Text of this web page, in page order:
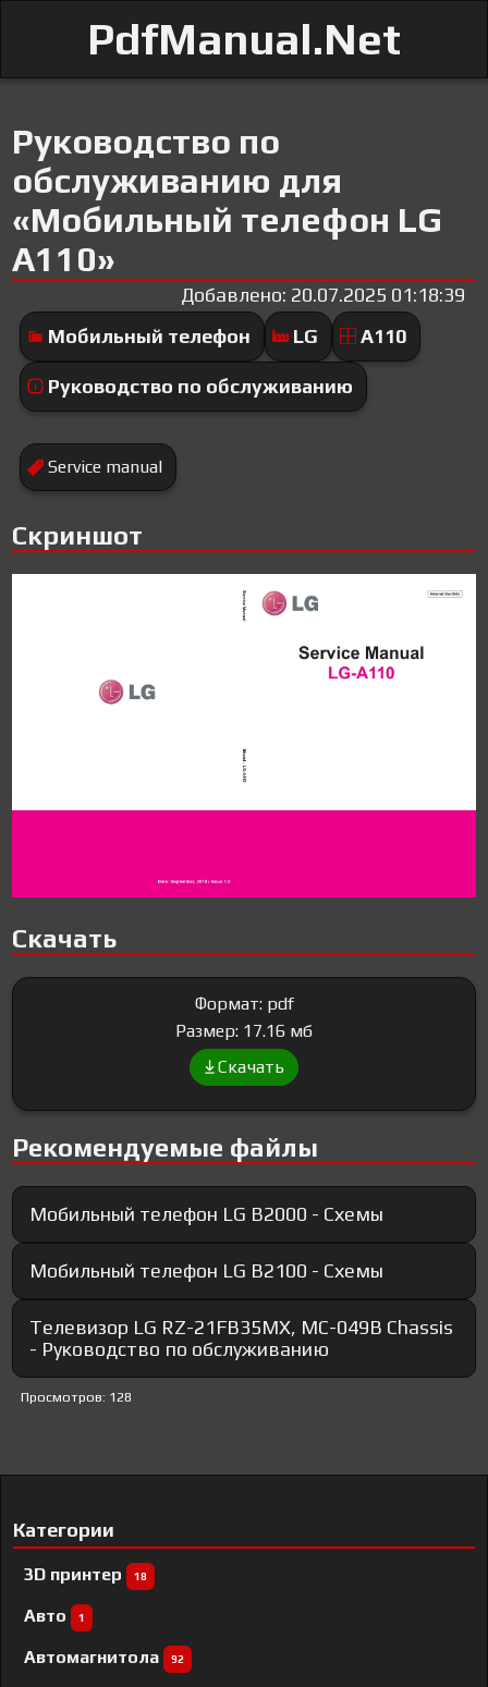
PdfManual.Net
Руководство по
обслуживанию для
«Мобильный телефон LG
A110»
Добавлено: 20.07.2025 01:18:39
Мобильный телефон
LG A110
Руководство по обслуживанию
Service manual
Скриншот
Скачать
Формат: pdf
Размер: 17.16 мб
Скачать
Рекомендуемые файлы
Мобильный телефон LG B2000 - Схемы
Мобильный телефон LG B2100 - Схемы
Телевизор LG RZ-21FB35MX, MC-049B Chassis
- Руководство по обслуживанию
Просмотров: 128
Категории
3D принтер 18
Авто 1
Автомагнитола 92